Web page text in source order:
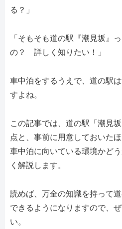
る？」
「そもそも道の駅『潮見坂』
の？ 詳しく知りたい！」
車中泊をするうえで、道の駅
すよね。
この記事では、道の駅「潮見
点と、事前に用意しておいた
車中泊に向いている環境かど
く解説します。
読めば、万全の知識を持って
できるようになりますので、
い。